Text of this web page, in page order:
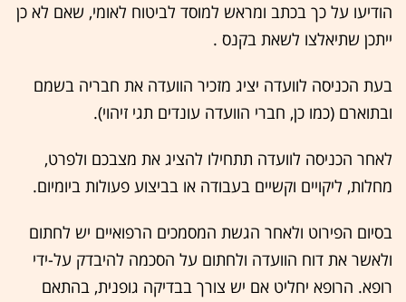
הודיעו על כך בכתב ומראש למוסד לביטוח לאומי, שאם לא כן
ייתכן שתיאלצו לשאת בקנס .
בעת הכניסה לוועדה יציג מזכיר הוועדה את חבריה בשמם
ובתוארם (כמו כן, חברי הוועדה עונדים תגי זיהוי).
לאחר הכניסה לוועדה תתחילו להציג את מצבכם ולפרט,
מחלות, ליקויים וקשיים בעבודה או בביצוע פעולות ביומיום.
בסיום הפירוט ולאחר הגשת המסמכים הרפואיים יש לחתום
ולאשר את דוח הוועדה ולחתום על הסכמה להיבדק על-ידי
רופא. הרופא יחליט אם יש צורך בבדיקה גופנית, בהתאם